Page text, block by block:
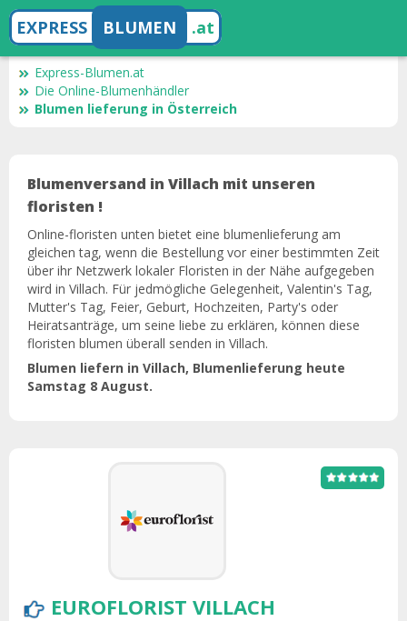
EXPRESS BLUMEN .at
Express-Blumen.at
Die Online-Blumenhändler
Blumen lieferung in Österreich
Blumenversand in Villach mit unseren
floristen !
Online-floristen unten bietet eine blumenlieferung am
gleichen tag, wenn die Bestellung vor einer bestimmten Zeit
über ihr Netzwerk lokaler Floristen in der Nähe aufgegeben
wird in Villach. Für jedmögliche Gelegenheit, Valentin's Tag,
Mutter's Tag, Feier, Geburt, Hochzeiten, Party's oder
Heiratsanträge, um seine liebe zu erklären, können diese
floristen blumen überall senden in Villach.
Blumen liefern in Villach, Blumenlieferung heute
Samstag 8 August.
EUROFLORIST VILLACH